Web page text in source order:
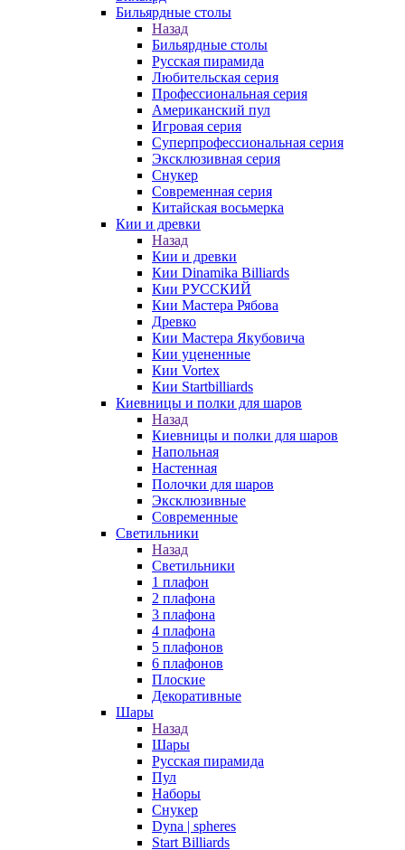
Бильярдные столы
Назад
Бильярдные столы
Русская пирамида
Любительская серия
Профессиональная серия
Американский пул
Игровая серия
Суперпрофессиональная серия
Эксклюзивная серия
Снукер
Современная серия
Китайская восьмерка
Кии и древки
Назад
Кии и древки
Кии Dinamika Billiards
Кии РУССКИЙ
Кии Мастера Рябова
Древко
Кии Мастера Якубовича
Кии уцененные
Кии Vortex
Кии Startbilliards
Киевницы и полки для шаров
Назад
Киевницы и полки для шаров
Напольная
Настенная
Полочки для шаров
Эксклюзивные
Современные
Светильники
Назад
Светильники
1 плафон
2 плафона
3 плафона
4 плафона
5 плафонов
6 плафонов
Плоские
Декоративные
Шары
Назад
Шары
Русская пирамида
Пул
Наборы
Снукер
Dyna | spheres
Start Billiards